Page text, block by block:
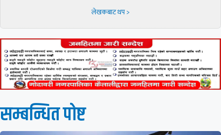
लेखकबाट थप >
सम्बन्धित पाेष्ट